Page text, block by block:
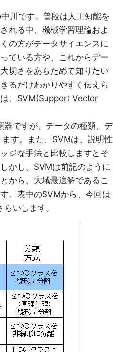
川です。普段は人工知能を
れる中、機械学習理論およ
の方がデータサイエンスに
ている方や、これからデー
切さをあらためて知りたい
るだけわかりやすく伝えら
、SVM(Support Vector
ですが、データの種類、デ
す。また、SVMは、説明性
ジな手法と比較しますとそ
かし、SVMは前記のように
から、大域最適解であるこ
。表中のSVMから、今回は
いします。